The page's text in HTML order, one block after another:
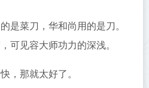
是菜刀，华和尚用的是刀。
可见容大师功力的深浅。
，那就太好了。